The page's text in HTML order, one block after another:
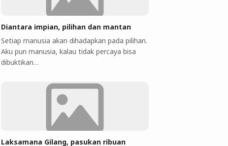
Diantara impian, pilihan dan mantan
Setiap manusia akan dihadapkan pada pilihan.
Aku pun manusia, kalau tidak percaya bisa
dibuktikan…
Laksamana Gilang, pasukan ribuan